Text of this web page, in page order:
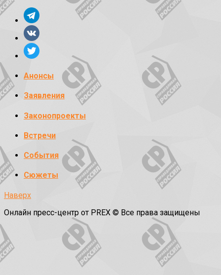
Анонсы
Заявления
Законопроекты
Встречи
События
Сюжеты
Наверх
Онлайн пресс-центр от PREX © Все права защищены